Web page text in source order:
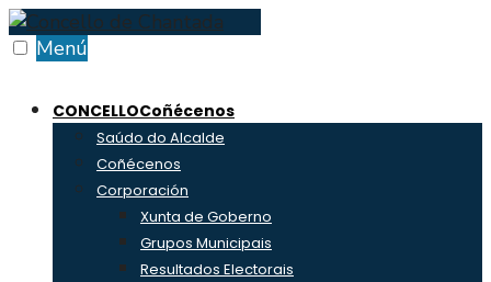
Skip
to Menú
CONCELLOCoñécenos
Saúdo do Alcalde
Coñécenos
Corporación
Xunta de Goberno
Grupos Municipais
Resultados Electorais